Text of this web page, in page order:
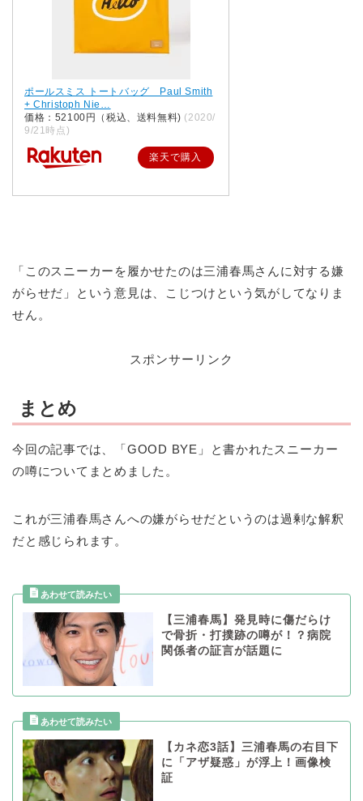
ポールスミス トートバッグ Paul Smith
+ Christoph Nie…
価格：52100円（税込、送料無料) (2020/
9/21時点)
楽天で購入
「このスニーカーを履かせたのは三浦春馬さんに対する嫌
がらせだ」という意見は、こじつけという気がしてなりま
せん。
スポンサーリンク
まとめ
今回の記事では、「GOOD BYE」と書かれたスニーカー
の噂についてまとめました。
これが三浦春馬さんへの嫌がらせだというのは過剰な解釈
だと感じられます。
【三浦春馬】発見時に傷だらけ
で骨折・打撲跡の噂が！？病院
関係者の証言が話題に
【カネ恋3話】三浦春馬の右目下
に「アザ疑惑」が浮上！画像検
証